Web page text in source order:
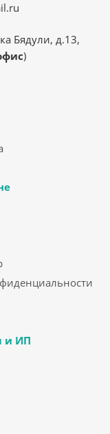
Бядули, д.13,
)
и ИП